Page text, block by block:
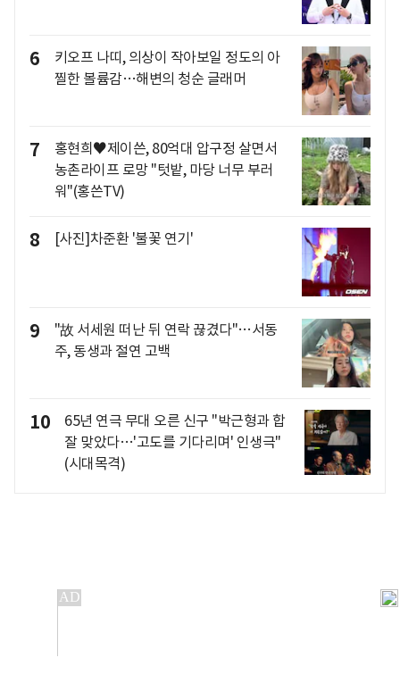
6
키오프 나띠, 의상이 작아보일 정도의 아
찔한 볼륨감…해변의 청순 글래머
7
홍현희♥제이쓴, 80억대 압구정 살면서
농촌라이프 로망 "텃밭, 마당 너무 부러
워"(홍쓴TV)
8 [사진]차준환 '불꽃 연기'
9
"故 서세원 떠난 뒤 연락 끊겼다"…서동
주, 동생과 절연 고백
10
65년 연극 무대 오른 신구 "박근형과 합
잘 맞았다…'고도를 기다리며' 인생극"
(시대목격)